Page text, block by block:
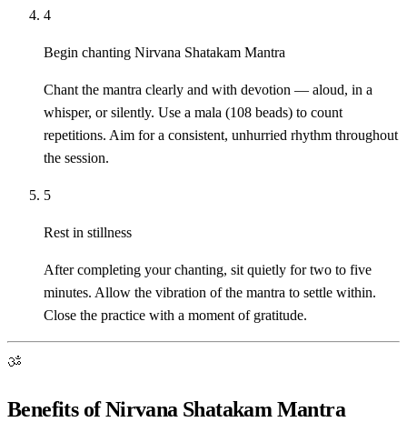
4
Begin chanting Nirvana Shatakam Mantra
Chant the mantra clearly and with devotion — aloud, in a
whisper, or silently. Use a mala (108 beads) to count
repetitions. Aim for a consistent, unhurried rhythm throughout
the session.
5
Rest in stillness
After completing your chanting, sit quietly for two to five
minutes. Allow the vibration of the mantra to settle within.
Close the practice with a moment of gratitude.
ॐ
Benefits of Nirvana Shatakam Mantra